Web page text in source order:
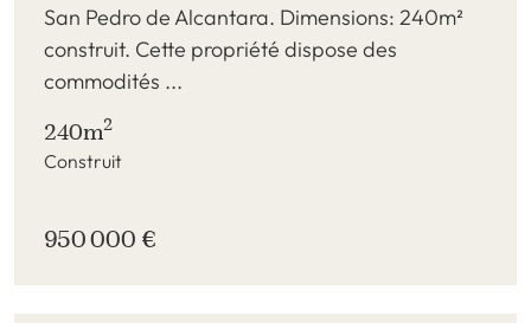
San Pedro de Alcantara. Dimensions: 240m²
construit. Cette propriété dispose des
commodités ...
240m2
Construit
950 000 €